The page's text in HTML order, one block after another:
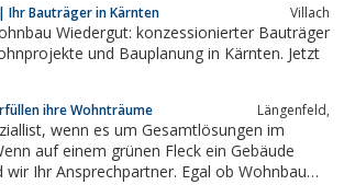
Ihr Bauträger in Kärnten Villach
Wiedergut: konzessionierter Bauträger
und Bauplanung in Kärnten. Jetzt
ihre Wohnträume Längenfeld,
im
auf einem grünen Fleck ein Gebäude